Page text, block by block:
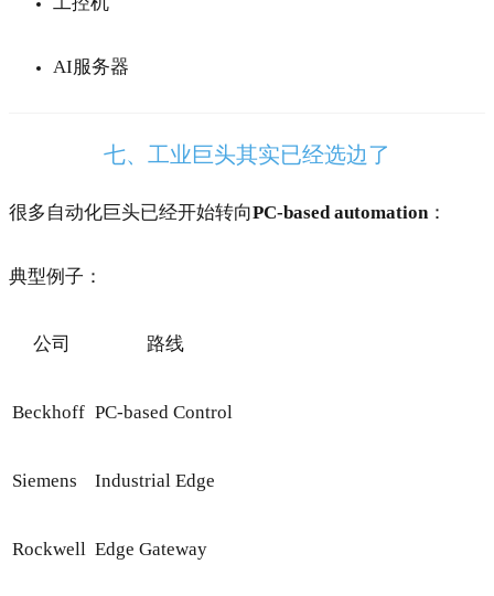
AI服务器
七、工业巨头其实已经选边了
很多自动化巨头已经开始转向PC-based automation：
典型例子：
公司 路线
Beckhoff PC-based Control
Siemens Industrial Edge
Rockwell Edge Gateway